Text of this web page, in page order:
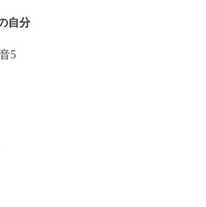
自分
5